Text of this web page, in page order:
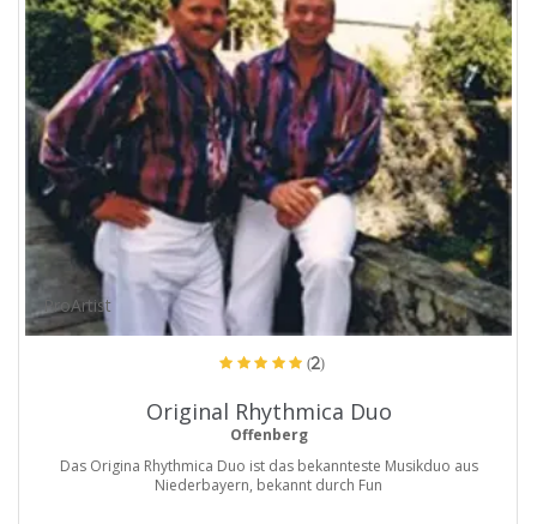
ProArtist
(2)
Original Rhythmica Duo
Offenberg
Das Origina Rhythmica Duo ist das bekannteste Musikduo aus
Niederbayern, bekannt durch Fun